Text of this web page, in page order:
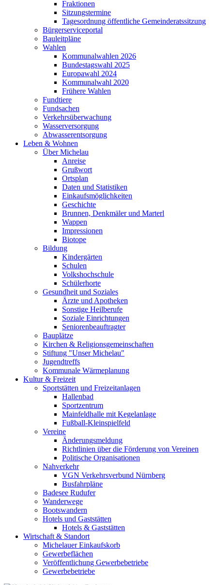
Fraktionen
Sitzungstermine
Tagesordnung öffentliche Gemeinderatssitzung
Bürgerserviceportal
Bauleitpläne
Wahlen
Kommunalwahlen 2026
Bundestagswahl 2025
Europawahl 2024
Kommunalwahl 2020
Frühere Wahlen
Fundtiere
Fundsachen
Verkehrsüberwachung
Wasserversorgung
Abwasserentsorgung
Leben & Wohnen
Über Michelau
Anreise
Grußwort
Ortsplan
Daten und Statistiken
Einkaufsmöglichkeiten
Geschichte
Brunnen, Denkmäler und Marterl
Wappen
Impressionen
Biotope
Bildung
Kindergärten
Schulen
Volkshochschule
Schülerhorte
Gesundheit und Soziales
Ärzte und Apotheken
Sonstige Heilberufe
Soziale Einrichtungen
Seniorenbeauftragter
Bauplätze
Kirchen & Religionsgemeinschaften
Stiftung "Unser Michelau"
Jugendtreffs
Kommunale Wärmeplanung
Kultur & Freizeit
Sportstätten und Freizeitanlagen
Hallenbad
Sportzentrum
Mainfeldhalle mit Kegelanlage
Fußball-Kleinspielfeld
Vereine
Änderungsmeldung
Richtlinien über die Förderung von Vereinen
Politische Organisationen
Nahverkehr
VGN Verkehrsverbund Nürnberg
Busfahrpläne
Badesee Rudufer
Wanderwege
Bootswandern
Hotels und Gaststätten
Hotels & Gaststätten
Wirtschaft & Standort
Michelauer Einkaufskorb
Gewerbeflächen
Veröffentlichung Gewerbebetriebe
Gewerbebetriebe